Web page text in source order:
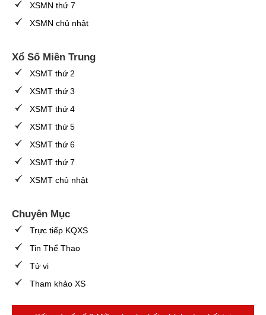
XSMN thứ 7
XSMN chủ nhật
Xổ Số Miền Trung
XSMT thứ 2
XSMT thứ 3
XSMT thứ 4
XSMT thứ 5
XSMT thứ 6
XSMT thứ 7
XSMT chủ nhật
Chuyên Mục
Trực tiếp KQXS
Tin Thể Thao
Tử vi
Tham khảo XS